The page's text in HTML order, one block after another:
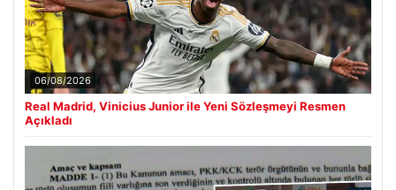
06/08/2026
Real Madrid, Vinicius Junior ile Yeni Sözleşmeyi Resmen
Açıkladı